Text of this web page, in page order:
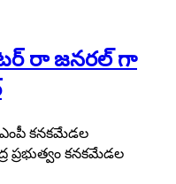
రా జనరల్ గా
కనకమేడల
ప్రభుత్వం కనకమేడల